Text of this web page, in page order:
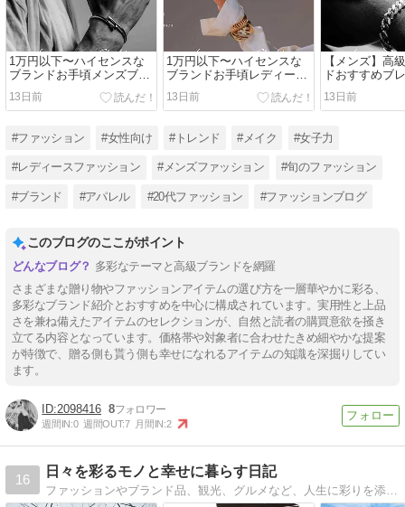
1万円以下〜ハイセンスな
ブランドお手頃メンズブレ
スレット&バングル｜20代
男性に人気！彼氏や男友達
13日前
1万円以下〜ハイセンスな
ブランドお手頃レディース
ブレスレット&バングル｜
20代女性に人気！彼女や女
13日前
【メンズ】高
ドおすすめブ
バングル｜彼
男友達へ男性
13日前
#ファッション #女性向け #トレンド #メイク #女子力
#レディースファッション #メンズファッション #旬のファッション
#ブランド #アパレル #20代ファッション #ファッションブログ
このブログのここがポイント
多彩なテーマと高級ブランドを網羅
さまざまな贈り物やファッションアイテムの選び方を一層華やかに彩る、
多彩なブランド紹介とおすすめを中心に構成されています。実用性と上品
さを兼ね備えたアイテムのセレクションが、自然と読者の購買意欲を掻き
立てる内容となっています。価格帯や対象者に合わせたきめ細やかな提案
が特徴で、贈る側も貰う側も幸せになれるアイテムの知識を深掘りしてい
ます。
2098416 8
週間IN:0 週間OUT:7 月間IN:2
16
日々を彩るモノと幸せに暮らす日記
ファッションやブランド品、観光、グルメなど、人生に彩りを添えて幸せな気分にしてくれるモノやコトを発信中